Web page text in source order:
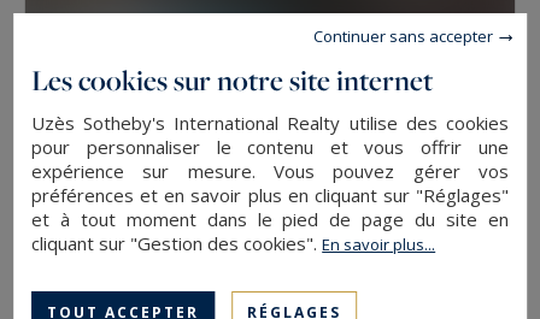
MAISON 2500M² 44PIÈCES
2 900 000 €
Les cookies sur notre site internet
Uzès Sotheby's International Realty utilise des cookies
pour personnaliser le contenu et vous offrir une
expérience sur mesure. Vous pouvez gérer vos
préférences et en savoir plus en cliquant sur "Réglages"
et à tout moment dans le pied de page du site en
cliquant sur "Gestion des cookies".En savoir plus...
TOUT ACCEPTER RÉGLAGES
Continuer sans accepter